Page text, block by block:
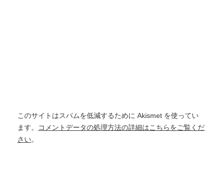
このサイトはスパムを低減するために Akismet を使ってい
ます。
コメントデータの処理方法の詳細はこちらをご覧くだ
さい。